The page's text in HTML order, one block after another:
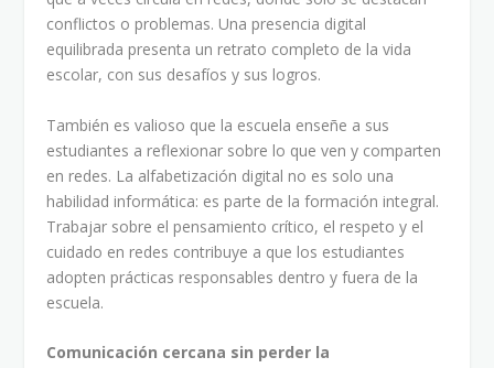
conflictos o problemas. Una presencia digital
equilibrada presenta un retrato completo de la vida
escolar, con sus desafíos y sus logros.
También es valioso que la escuela enseñe a sus
estudiantes a reflexionar sobre lo que ven y comparten
en redes. La alfabetización digital no es solo una
habilidad informática: es parte de la formación integral.
Trabajar sobre el pensamiento crítico, el respeto y el
cuidado en redes contribuye a que los estudiantes
adopten prácticas responsables dentro y fuera de la
escuela.
Comunicación cercana sin perder la